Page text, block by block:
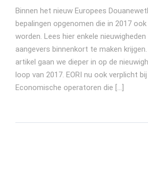
Binnen het nieuw Europees
bepalingen opgenomen die in 2017
worden. Lees hier enkele
aangevers binnenkort te maken
artikel gaan we dieper in op de
loop van 2017. EORI nu ook verplicht
Economische operatoren die [...]